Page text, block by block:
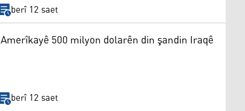
berî 12 saet
Amerîkayê 500 milyon dolarên din şandin Iraqê
berî 12 saet